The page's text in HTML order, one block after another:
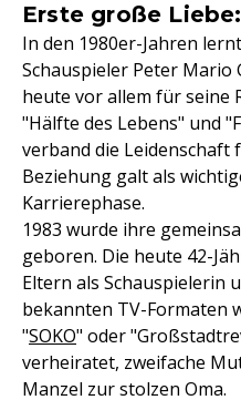
Erste große
In den 1980er-Jahren
Schauspieler Peter Mario
heute vor allem für seine
"Hälfte des Lebens" und
verband die Leidenschaft
Beziehung galt als
Karrierephase.
1983 wurde ihre
geboren. Die heute 42-
Eltern als Schauspielerin
bekannten TV-Formaten
"SOKO" oder
verheiratet, zweifache
Manzel zur stolzen Oma.